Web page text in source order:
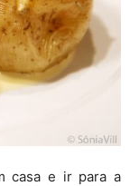
casa e ir para a